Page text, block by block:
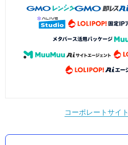
コーポレートサイト